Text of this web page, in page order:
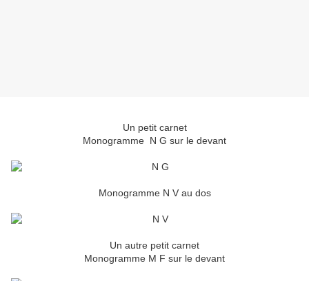
Un petit carnet
Monogramme N G sur le devant
Monogramme N V au dos
Un autre petit carnet
Monogramme M F sur le devant